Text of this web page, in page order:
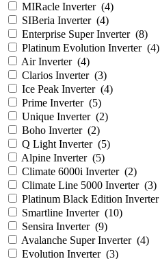
MIRacle Inverter (4)
SIBeria Inverter (4)
Enterprise Super Inverter (8)
Platinum Evolution Inverter (4)
Air Inverter (4)
Clarios Inverter (3)
Ice Peak Inverter (4)
Prime Inverter (5)
Unique Inverter (2)
Boho Inverter (2)
Q Light Inverter (5)
Alpine Inverter (5)
Climate 6000i Inverter (2)
Climate Line 5000 Inverter (3)
Platinum Black Edition Inverter
Smartline Inverter (10)
Sensira Inverter (9)
Avalanche Super Inverter (4)
Evolution Inverter (3)